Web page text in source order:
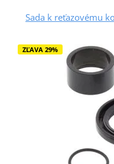
Sada k reťazovému
ZĽAVA 29%